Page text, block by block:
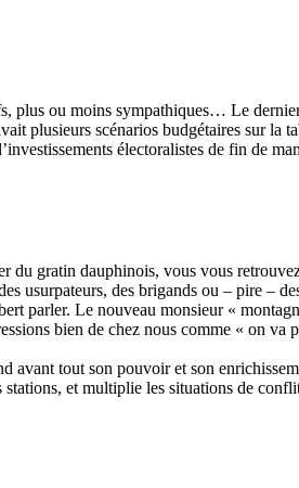
plus ou moins sympathiques… Le
plusieurs scénarios budgétaires sur la
électoralistes de fin de
gratin dauphinois, vous vous
usurpateurs, des brigands ou – pire –
parler. Le nouveau monsieur «
bien de chez nous comme « on va
tout son pouvoir et son
et multiplie les situations de